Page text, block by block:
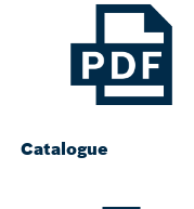
Catalogue